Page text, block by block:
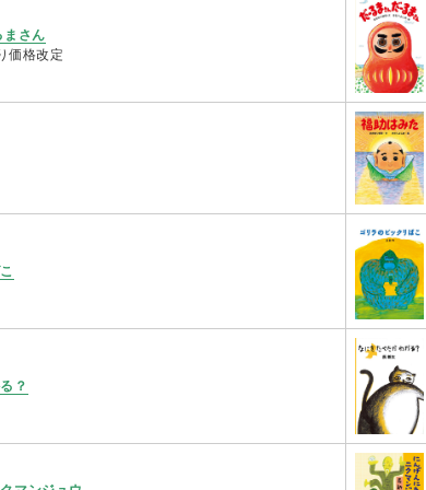
まさん
価格改定
？